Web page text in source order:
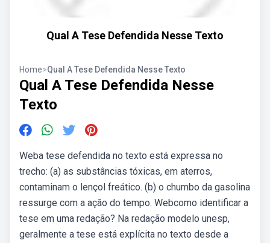
Qual A Tese Defendida Nesse Texto
Home>Qual A Tese Defendida Nesse Texto
Qual A Tese Defendida Nesse
Texto
Weba tese defendida no texto está expressa no
trecho: (a) as substâncias tóxicas, em aterros,
contaminam o lençol freático. (b) o chumbo da gasolina
ressurge com a ação do tempo. Webcomo identificar a
tese em uma redação? Na redação modelo unesp,
geralmente a tese está explícita no texto desde a